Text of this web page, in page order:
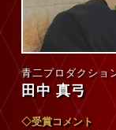
青二プロダクショ
田中 真弓
◇受賞コメント